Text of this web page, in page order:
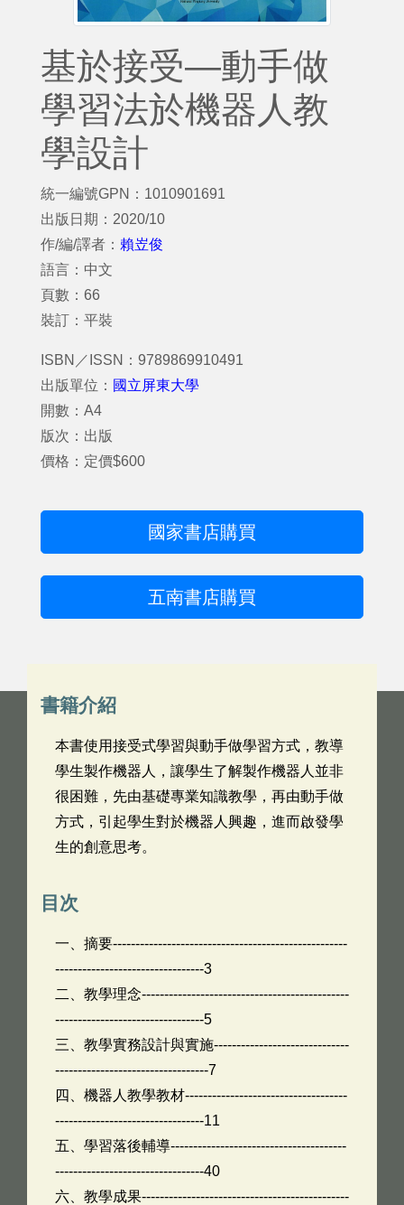
基於接受—動手做
學習法於機器人教
學設計
統一編號GPN：1010901691
出版日期：2020/10
作/編/譯者： 賴岦俊
語言：中文
頁數：66
裝訂：平裝
ISBN／ISSN：9789869910491
出版單位： 國立屏東大學
開數：A4
版次：出版
價格：定價$600
國家書店購買
五南書店購買
書籍介紹
本書使用接受式學習與動手做學習方式，教導
學生製作機器人，讓學生了解製作機器人並非
很困難，先由基礎專業知識教學，再由動手做
方式，引起學生對於機器人興趣，進而啟發學
生的創意思考。
目次
一、摘要----------------------------------------------------
---------------------------------3
二、教學理念----------------------------------------------
---------------------------------5
三、教學實務設計與實施------------------------------
----------------------------------7
四、機器人教學教材------------------------------------
---------------------------------11
五、學習落後輔導---------------------------------------
---------------------------------40
六、教學成果----------------------------------------------